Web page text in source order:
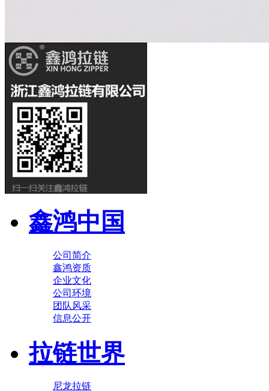
鑫鸿中国
公司简介
鑫鸿资质
企业文化
公司环境
团队风采
信息公开
拉链世界
尼龙拉链